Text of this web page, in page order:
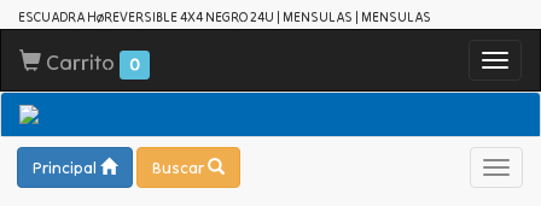
ESCUADRA HøREVERSIBLE 4X4 NEGRO 24U | MENSULAS | MENSULAS
Carrito 0
Principal Buscar